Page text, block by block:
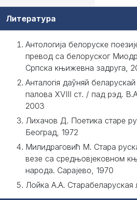
Литература
Антологија белоруске
превод са белоруског
Српска књижевна задруга,
Анталогія даўняй
палова XVIII ст. / пад рэд.
2003
Лихачов Д. Поетика старе
Београд, 1972
Милидраговић М. Стара
везе са средњовјековном
народа. Сарајево, 1970
Лойка А.А. Старабеларуская